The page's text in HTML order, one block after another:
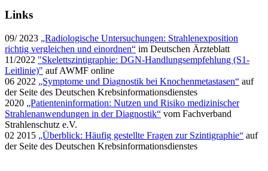
Links
09/ 2023 „Radiologische Untersuchungen: Strahlenexposition
richtig vergleichen und einordnen“ im Deutschen Ärzteblatt
11/2022 "Skelettszintigraphie: DGN-Handlungsempfehlung (S1-
Leitlinie)" auf AWMF online
06 2022 „Symptome und Diagnostik bei Knochenmetastasen“ auf
der Seite des Deutschen Krebsinformationsdienstes
2020 „Patienteninformation: Nutzen und Risiko medizinischer
Strahlenanwendungen in der Diagnostik“ vom Fachverband
Strahlenschutz e.V.
02 2015 „Überblick: Häufig gestellte Fragen zur Szintigraphie“ auf
der Seite des Deutschen Krebsinformationsdienstes